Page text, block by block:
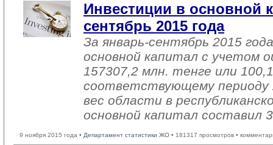
Инвестиции в основной
сентябрь 2015 года
За январь-сентябрь 2015
основной капитал с учетом
157307,2 млн. тенге или
соответствующему периоду
вес области в
основной капитал составил
9 ноября 2015 года • Департамент статистики ЖО • 181317 просмотров •